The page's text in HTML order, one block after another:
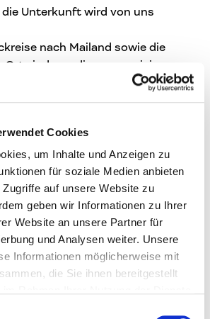
Cookies
um Inhalte und Anzeigen zu
für soziale Medien anbieten
auf unsere Website zu
geben wir Informationen zu Ihrer
Website an unsere Partner für
und Analysen weiter. Unsere
Informationen möglicherweise mit
die Sie ihnen bereitgestellt
die Unterkunft wird von uns
nach Mailand sowie die
sind von dir zu organisieren.
Bewerbung
und Unterkunft in
und ein weiteres
Ausstellungsfläche inkl.
deiner Objekte nach Mailand